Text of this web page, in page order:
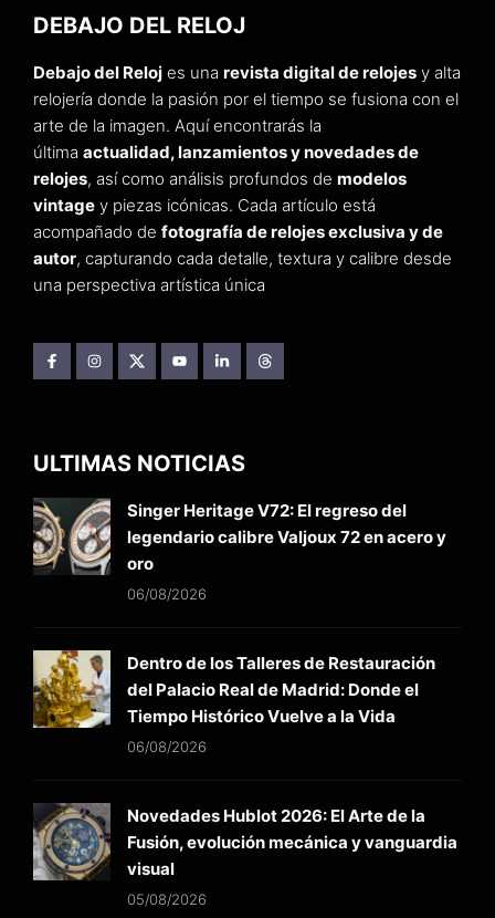
DEBAJO DEL RELOJ
Debajo del Reloj es una revista digital de relojes y alta
relojería donde la pasión por el tiempo se fusiona con el
arte de la imagen. Aquí encontrarás la
última actualidad, lanzamientos y novedades de
relojes, así como análisis profundos de modelos
vintage y piezas icónicas. Cada artículo está
acompañado de fotografía de relojes exclusiva y de
autor, capturando cada detalle, textura y calibre desde
una perspectiva artística única
ULTIMAS NOTICIAS
Singer Heritage V72: El regreso del
legendario calibre Valjoux 72 en acero y
oro
06/08/2026
Dentro de los Talleres de Restauración
del Palacio Real de Madrid: Donde el
Tiempo Histórico Vuelve a la Vida
06/08/2026
Novedades Hublot 2026: El Arte de la
Fusión, evolución mecánica y vanguardia
visual
05/08/2026